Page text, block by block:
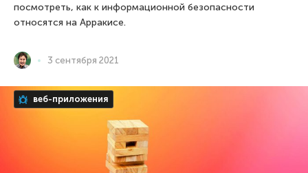
посмотреть, как к информационной безопасности
относятся на Арракисе.
3 сентября 2021
веб-приложения